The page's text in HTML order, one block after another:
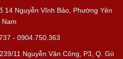
14 Nguyễn Vĩnh Bảo, Phường Yên
Nam
- 0904.750.363
239/11 Nguyễn Văn Công, P3, Q. Gò